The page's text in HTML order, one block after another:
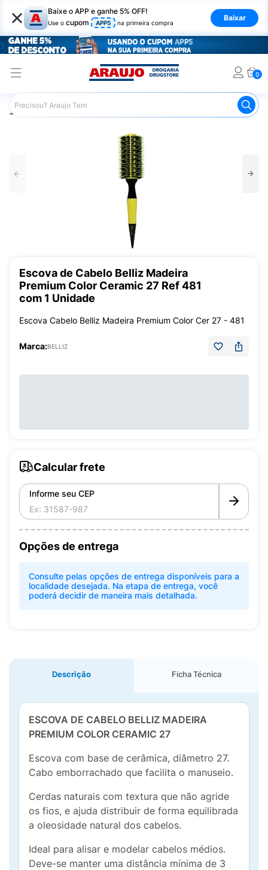
× Baixe o APP e ganhe 5% OFF!
Use o cupom APP5 na primeira compra
Baixar
0
Araujo Cabelo Escovas e
Escova de Cabelo Belliz Madeira
Premium Color Ceramic 27 Ref 481
com 1 Unidade
Escova Cabelo Belliz Madeira Premium Color Cer 27 - 481
Marca:BELLIZ
Calcular frete
Informe seu CEP
Opções de entrega
Consulte pelas opções de entrega disponíveis para a
localidade desejada. Na etapa de entrega, você
poderá decidir de maneira mais detalhada.
Descrição Ficha Técnica
ESCOVA DE CABELO BELLIZ MADEIRA
PREMIUM COLOR CERAMIC 27
Escova com base de cerâmica, diâmetro 27.
Cabo emborrachado que facilita o manuseio.
Cerdas naturais com textura que não agride
os fios, e ajuda distribuir de forma equilibrada
a oleosidade natural dos cabelos.
Ideal para alisar e modelar cabelos médios.
Deve-se manter uma distância mínima de 3